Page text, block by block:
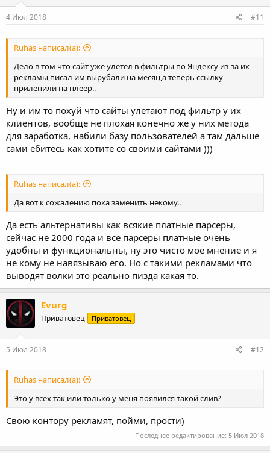
4 Июл 2018 #11
Ruhas написал(а):
Дело в том что сайт уже улетел в фильтры по Яндексу из-за их
рекламы,писал им вырубали на месяц,а теперь ссылку
прилепили на плеер..
Ну и им то похуй что сайты улетают под фильтр у их
клиентов, вообще не плохая конечно же у них метода
для заработка, набили базу пользователей а там дальше
сами ебитесь как хотите со своими сайтами )))
Ruhas написал(а):
Да вот к сожалению пока заменить некому..
Да есть альтернативы как всякие платные парсеры,
сейчас не 2000 года и все парсеры платные очень
удобны и функциональны, ну это чисто мое мнение и я
не кому не навязываю его. Но с такими рекламами что
выводят волки это реально пизда какая то.
Evurg
Приватовец Приватовец
5 Июл 2018 #12
Ruhas написал(а):
Это у всех так,или только у меня появился такой слив?
Свою контору рекламят, пойми, прости)
Последнее редактирование: 5 Июл 2018